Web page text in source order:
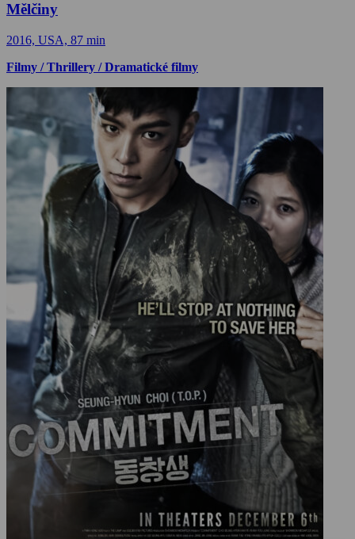
Mělčiny
2016, USA, 87 min
Filmy / Thrillery / Dramatické filmy